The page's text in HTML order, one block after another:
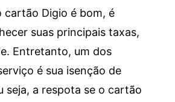
cartão Digio é bom, é
suas principais taxas,
Entretanto, um dos
é sua isenção de
seja, a respota se o cartão